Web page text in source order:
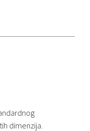
dimenzija.